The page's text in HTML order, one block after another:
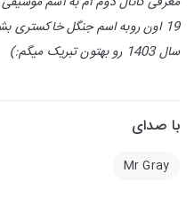
19 اون روبه اسم جنگل خاکستری بشنوید.
سال 1403 رو بهتون تبریک میگم:)
با صدای
Mr Gray